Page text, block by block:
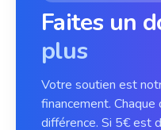
Faites un
plus
Votre soutien est
financement.
différence. Si 5€ est